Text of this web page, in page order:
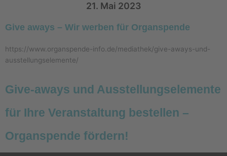
21. Mai 2023
Give aways – Wir werben für Organspende
https://www.organspende-info.de/mediathek/give-aways-und-
ausstellungselemente/
Give-aways und Ausstellungselemente
für Ihre Veranstaltung bestellen –
Organspende fördern!